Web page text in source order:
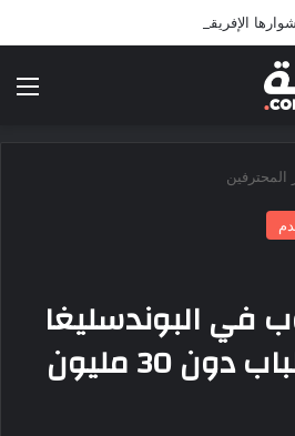
الإفريقي بمواجهة حافيا كوناكري
المحترفين
في البوندسليغا
ونيس يُغلق الباب دون 30 مليون